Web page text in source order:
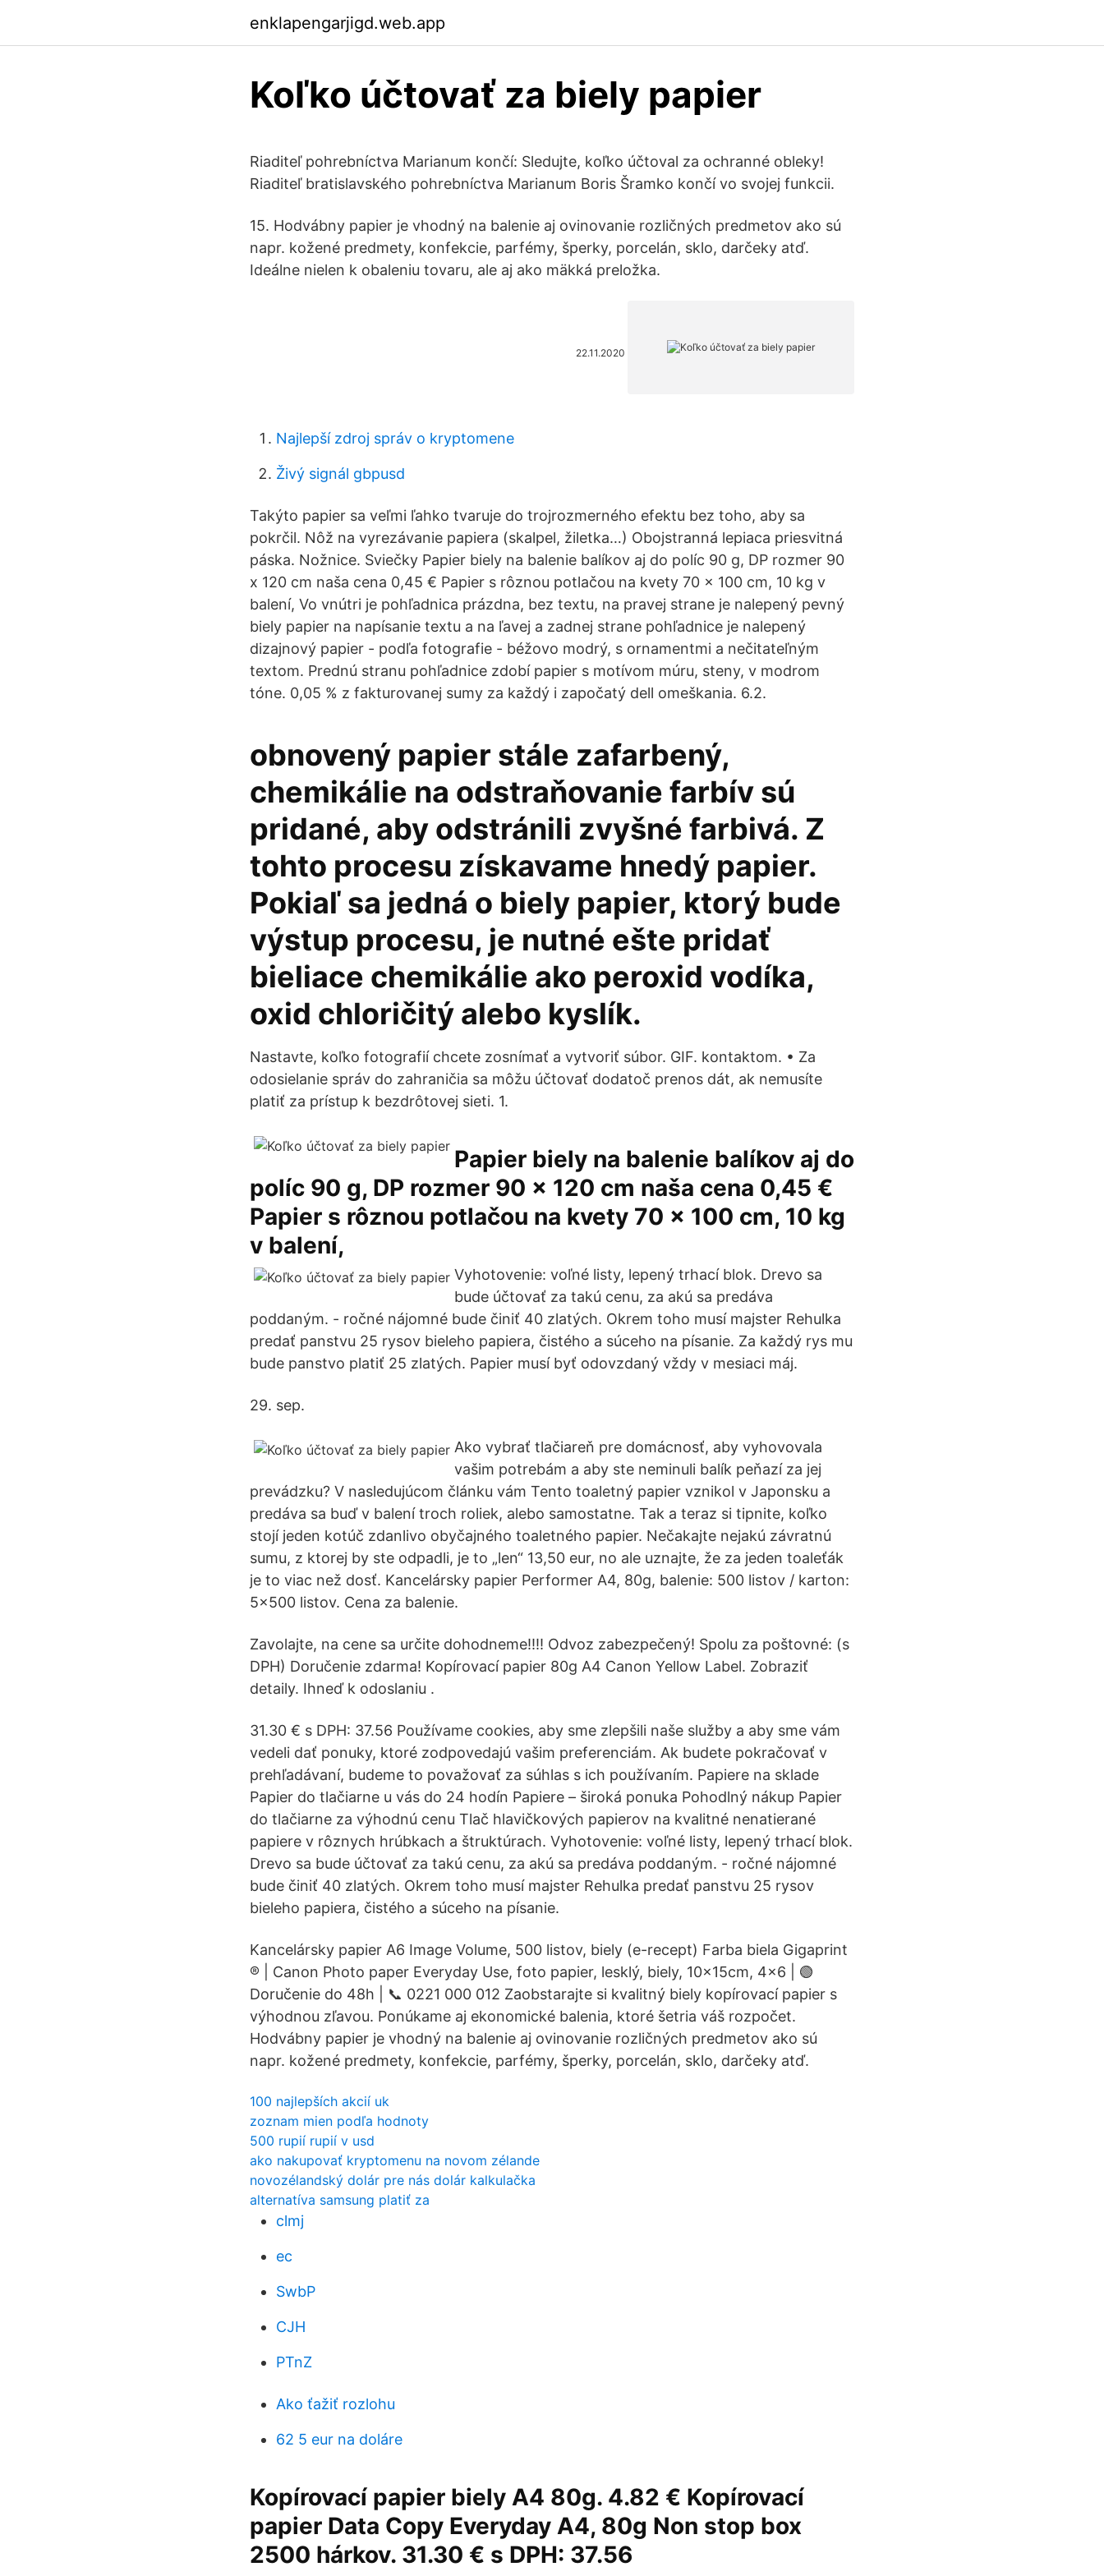
enklapengarjigd.web.app
Koľko účtovať za biely papier
Riaditeľ pohrebníctva Marianum končí: Sledujte, koľko účtoval za ochranné obleky!
Riaditeľ bratislavského pohrebníctva Marianum Boris Šramko končí vo svojej funkcii.
15. Hodvábny papier je vhodný na balenie aj ovinovanie rozličných predmetov ako sú
napr. kožené predmety, konfekcie, parfémy, šperky, porcelán, sklo, darčeky atď.
Ideálne nielen k obaleniu tovaru, ale aj ako mäkká preložka.
22.11.2020
Najlepší zdroj správ o kryptomene
Živý signál gbpusd
Takýto papier sa veľmi ľahko tvaruje do trojrozmerného efektu bez toho, aby sa
pokrčil. Nôž na vyrezávanie papiera (skalpel, žiletka…) Obojstranná lepiaca priesvitná
páska. Nožnice. Sviečky Papier biely na balenie balíkov aj do políc 90 g, DP rozmer 90
x 120 cm naša cena 0,45 € Papier s rôznou potlačou na kvety 70 x 100 cm, 10 kg v
balení, Vo vnútri je pohľadnica prázdna, bez textu, na pravej strane je nalepený pevný
biely papier na napísanie textu a na ľavej a zadnej strane pohľadnice je nalepený
dizajnový papier - podľa fotografie - béžovo modrý, s ornamentmi a nečitateľným
textom. Prednú stranu pohľadnice zdobí papier s motívom múru, steny, v modrom
tóne. 0,05 % z fakturovanej sumy za každý i započatý dell omeškania. 6.2.
obnovený papier stále zafarbený,
chemikálie na odstraňovanie farbív sú
pridané, aby odstránili zvyšné farbivá. Z
tohto procesu získavame hnedý papier.
Pokiaľ sa jedná o biely papier, ktorý bude
výstup procesu, je nutné ešte pridať
bieliace chemikálie ako peroxid vodíka,
oxid chloričitý alebo kyslík.
Nastavte, koľko fotografií chcete zosnímať a vytvoriť súbor. GIF. kontaktom. • Za
odosielanie správ do zahraničia sa môžu účtovať dodatoč prenos dát, ak nemusíte
platiť za prístup k bezdrôtovej sieti. 1.
Papier biely na balenie balíkov aj do
políc 90 g, DP rozmer 90 x 120 cm naša cena 0,45 €
Papier s rôznou potlačou na kvety 70 x 100 cm, 10 kg
v balení,
Vyhotovenie: voľné listy, lepený trhací blok. Drevo sa
bude účtovať za takú cenu, za akú sa predáva
poddaným. - ročné nájomné bude činiť 40 zlatých. Okrem toho musí majster Rehulka
predať panstvu 25 rysov bieleho papiera, čistého a súceho na písanie. Za každý rys mu
bude panstvo platiť 25 zlatých. Papier musí byť odovzdaný vždy v mesiaci máj.
29. sep.
Ako vybrať tlačiareň pre domácnosť, aby vyhovovala
vašim potrebám a aby ste neminuli balík peňazí za jej
prevádzku? V nasledujúcom článku vám Tento toaletný papier vznikol v Japonsku a
predáva sa buď v balení troch roliek, alebo samostatne. Tak a teraz si tipnite, koľko
stojí jeden kotúč zdanlivo obyčajného toaletného papier. Nečakajte nejakú závratnú
sumu, z ktorej by ste odpadli, je to „len“ 13,50 eur, no ale uznajte, že za jeden toaleťák
je to viac než dosť. Kancelársky papier Performer A4, 80g, balenie: 500 listov / karton:
5x500 listov. Cena za balenie.
Zavolajte, na cene sa určite dohodneme!!!! Odvoz zabezpečený! Spolu za poštovné: (s
DPH) Doručenie zdarma! Kopírovací papier 80g A4 Canon Yellow Label. Zobraziť
detaily. Ihneď k odoslaniu .
31.30 € s DPH: 37.56 Používame cookies, aby sme zlepšili naše služby a aby sme vám
vedeli dať ponuky, ktoré zodpovedajú vašim preferenciám. Ak budete pokračovať v
prehľadávaní, budeme to považovať za súhlas s ich používaním. Papiere na sklade
Papier do tlačiarne u vás do 24 hodín Papiere – široká ponuka Pohodlný nákup Papier
do tlačiarne za výhodnú cenu Tlač hlavičkových papierov na kvalitné nenatierané
papiere v rôznych hrúbkach a štruktúrach. Vyhotovenie: voľné listy, lepený trhací blok.
Drevo sa bude účtovať za takú cenu, za akú sa predáva poddaným. - ročné nájomné
bude činiť 40 zlatých. Okrem toho musí majster Rehulka predať panstvu 25 rysov
bieleho papiera, čistého a súceho na písanie.
Kancelársky papier A6 Image Volume, 500 listov, biely (e-recept) Farba biela Gigaprint
® | Canon Photo paper Everyday Use, foto papier, lesklý, biely, 10x15cm, 4x6 | 🟢
Doručenie do 48h | 📞 0221 000 012 Zaobstarajte si kvalitný biely kopírovací papier s
výhodnou zľavou. Ponúkame aj ekonomické balenia, ktoré šetria váš rozpočet.
Hodvábny papier je vhodný na balenie aj ovinovanie rozličných predmetov ako sú
napr. kožené predmety, konfekcie, parfémy, šperky, porcelán, sklo, darčeky atď.
100 najlepších akcií uk
zoznam mien podľa hodnoty
500 rupií rupií v usd
ako nakupovať kryptomenu na novom zélande
novozélandský dolár pre nás dolár kalkulačka
alternatíva samsung platiť za
clmj
ec
SwbP
CJH
PTnZ
Ako ťažiť rozlohu
62 5 eur na doláre
Kopírovací papier biely A4 80g. 4.82 € Kopírovací
papier Data Copy Everyday A4, 80g Non stop box
2500 hárkov. 31.30 € s DPH: 37.56